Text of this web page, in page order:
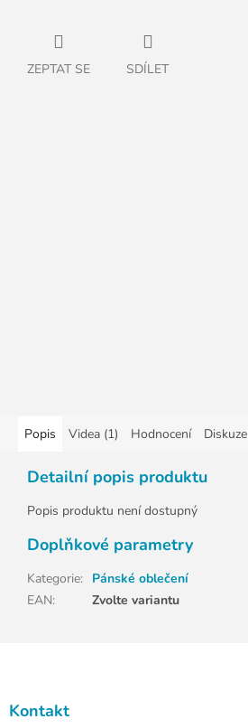
ZEPTAT SE SDÍLET
Popis Videa (1) Hodnocení Diskuze
Detailní popis produktu
Popis produktu není dostupný
Doplňkové parametry
Kategorie: Pánské oblečení
EAN: Zvolte variantu
Kontakt